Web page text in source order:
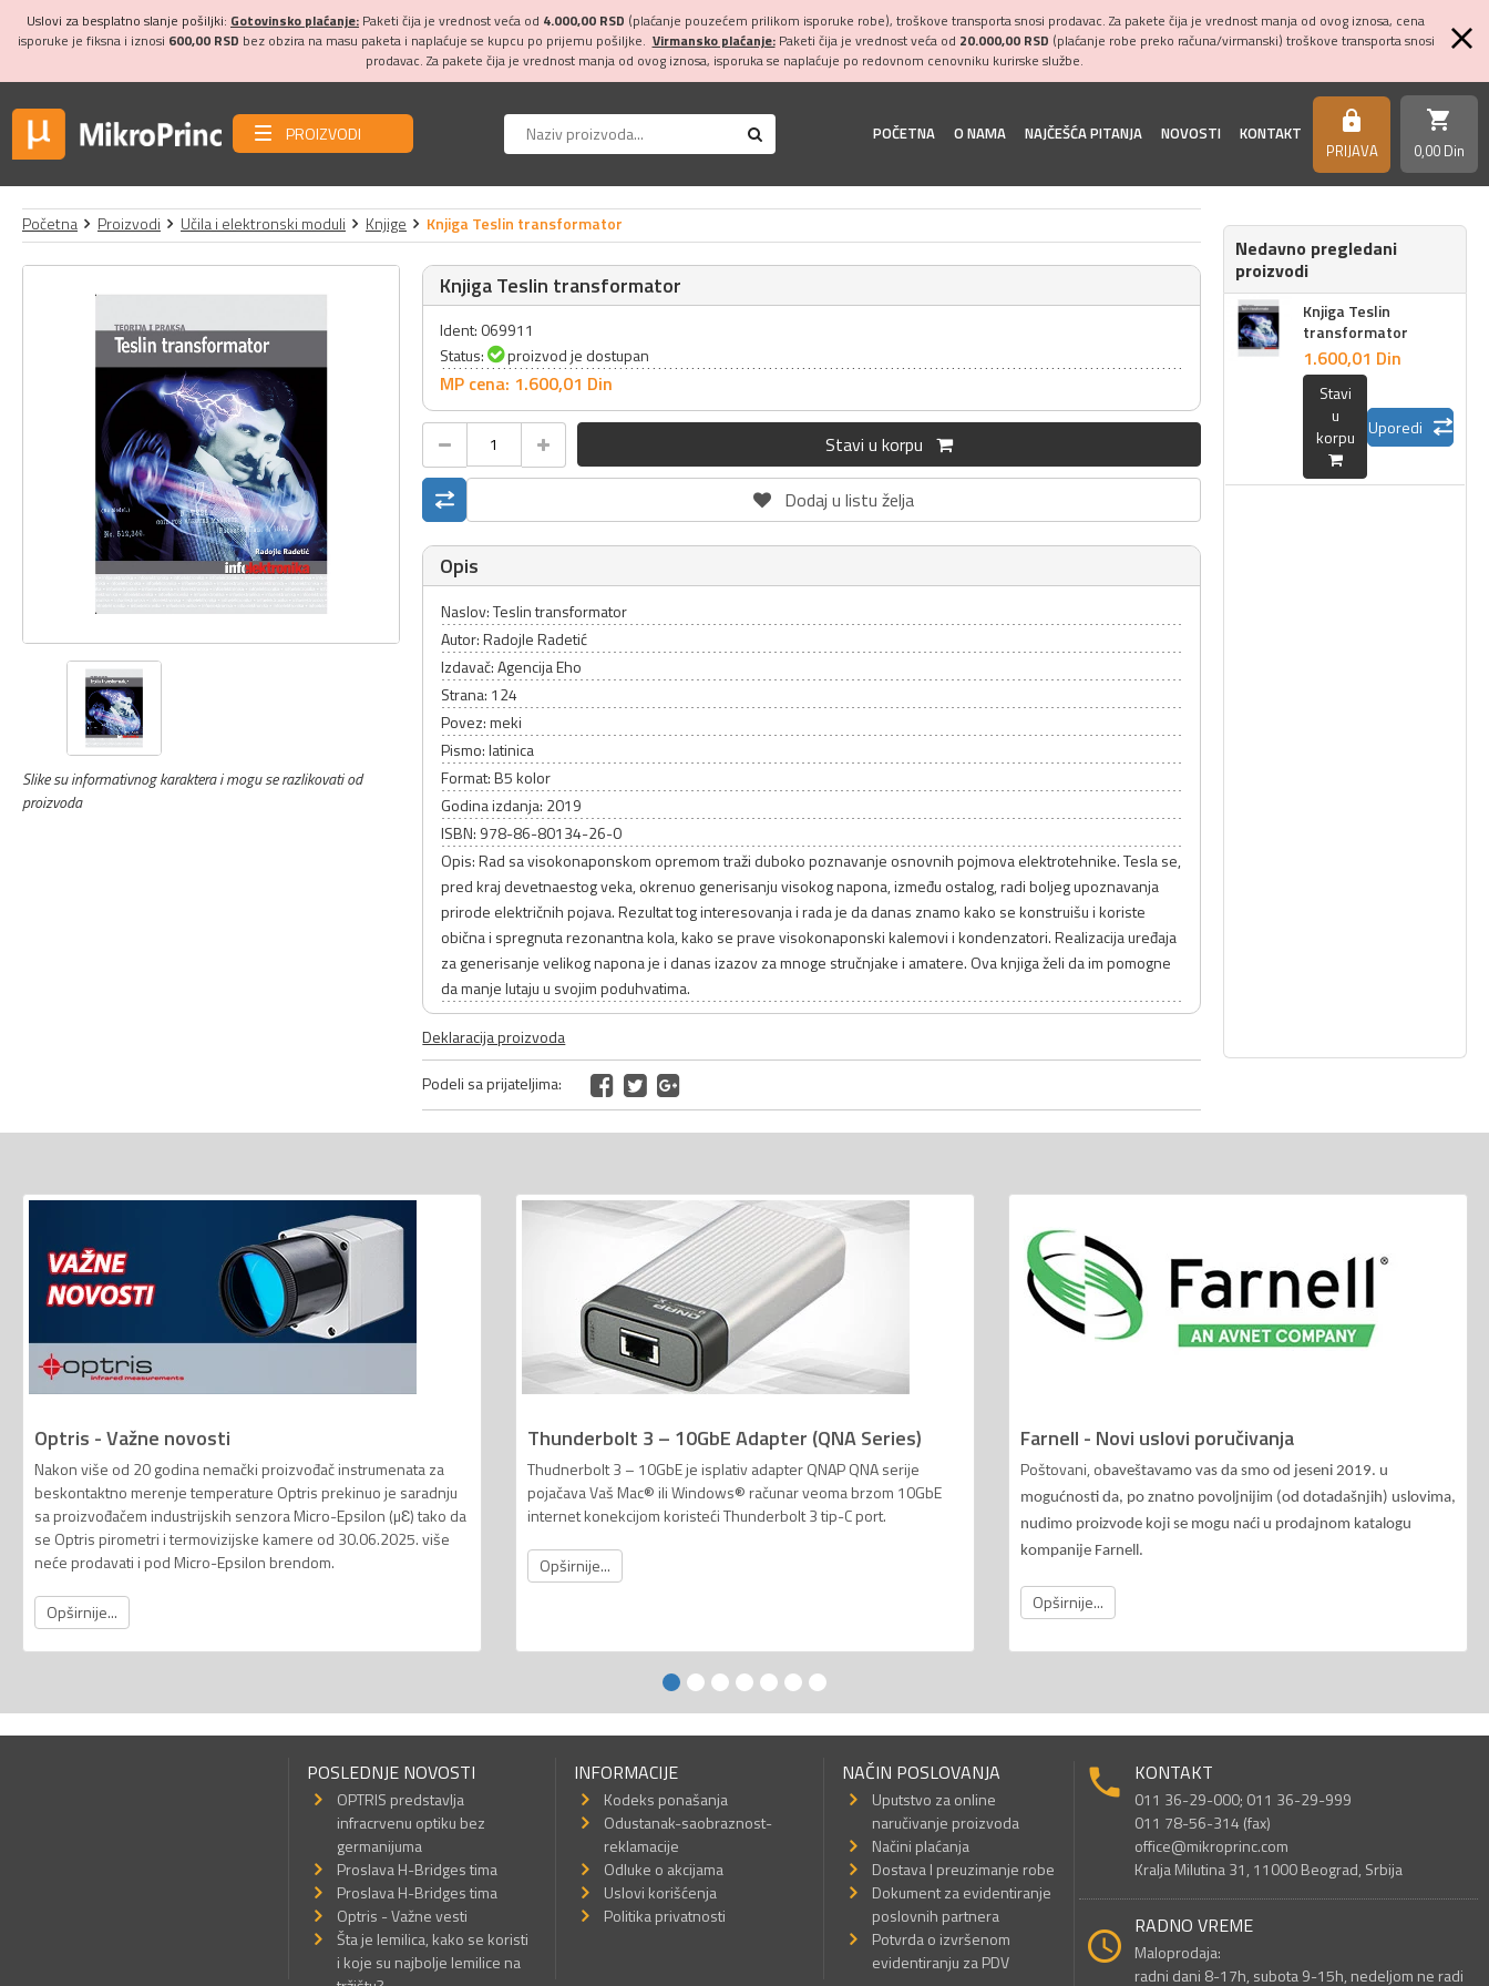
Uslovi za besplatno slanje pošiljki: Gotovinsko plaćanje: Paketi čija je vrednost veća od 4.000,00 RSD (plaćanje pouzećem prilikom isporuke robe), troškove transporta snosi prodavac. Za pakete čija je vrednost manja od ovog iznosa, cena
isporuke je fiksna i iznosi 600,00 RSD bez obzira na masu paketa i naplaćuje se kupcu po prijemu pošiljke. Virmansko plaćanje:Paketi čija je vrednost veća od 20.000,00 RSD (plaćanje robe preko računa/virmanski) troškove transporta snosi
prodavac. Za pakete čija je vrednost manja od ovog iznosa, isporuka se naplaćuje po redovnom cenovniku kurirske službe.
PROIZVODI POČETNA O NAMA NAJČEŠĆA PITANJA NOVOSTI KONTAKT https
PRIJAVA
shopping_cart
0,00 Din
Početna Proizvodi Učila i elektronski moduli Knjige Knjiga Teslin transformator
Slike su informativnog karaktera i mogu se razlikovati od
proizvoda
Knjiga Teslin transformator
Ident: 069911
Status:
proizvod je dostupan
MP cena: 1.600,01 Din
Stavi u korpu
Dodaj u listu želja
Opis
Naslov: Teslin transformator
Autor: Radojle Radetić
Izdavač: Agencija Eho
Strana: 124
Povez: meki
Pismo: latinica
Format: B5 kolor
Godina izdanja: 2019
ISBN: 978-86-80134-26-0
Opis: Rad sa visokonaponskom opremom traži duboko poznavanje osnovnih pojmova elektrotehnike. Tesla se,
pred kraj devetnaestog veka, okrenuo generisanju visokog napona, između ostalog, radi boljeg upoznavanja
prirode električnih pojava. Rezultat tog interesovanja i rada je da danas znamo kako se konstruišu i koriste
obična i spregnuta rezonantna kola, kako se prave visokonaponski kalemovi i kondenzatori. Realizacija uređaja
za generisanje velikog napona je i danas izazov za mnoge stručnjake i amatere. Ova knjiga želi da im pomogne
da manje lutaju u svojim poduhvatima.
Deklaracija proizvoda
Podeli sa prijateljima:
Nedavno pregledani
proizvodi
Knjiga Teslin
transformator
1.600,01 Din
Stavi
u
korpu
Uporedi
Optris - Važne novosti
Nakon više od 20 godina nemački proizvođač instrumenata za
beskontaktno merenje temperature Optris prekinuo je saradnju
sa proizvođačem industrijskih senzora Micro-Epsilon (µƐ) tako da
se Optris pirometri i termovizijske kamere od 30.06.2025. više
neće prodavati i pod Micro-Epsilon brendom.
Opširnije...
Thunderbolt 3 – 10GbE Adapter (QNA Series)
Thudnerbolt 3 – 10GbE je isplativ adapter QNAP QNA serije
pojačava Vaš Mac® ili Windows® računar veoma brzom 10GbE
internet konekcijom koristeći Thunderbolt 3 tip-C port.
Opširnije...
Farnell - Novi uslovi poručivanja
Poštovani, obaveštavamo vas da smo od jeseni 2019. u
mogućnosti da, po znatno povoljnijim (od dotadašnjih) uslovima,
nudimo proizvode koji se mogu naći u prodajnom katalogu
kompanije Farnell.
Opširnije...
POSLEDNJE NOVOSTI
OPTRIS predstavlja
infracrvenu optiku bez
germanijuma
Proslava H-Bridges tima
Proslava H-Bridges tima
Optris - Važne vesti
Šta je lemilica, kako se koristi
i koje su najbolje lemilice na
INFORMACIJE
Kodeks ponašanja
Odustanak-saobraznost-
reklamacije
Odluke o akcijama
Uslovi korišćenja
Politika privatnosti
NAČIN POSLOVANJA
Uputstvo za online
naručivanje proizvoda
Načini plaćanja
Dostava I preuzimanje robe
Dokument za evidentiranje
poslovnih partnera
Potvrda o izvršenom
evidentiranju za PDV
KONTAKT
011 36-29-000; 011 36-29-999
011 78-56-314 (fax)
office@mikroprinc.com
Kralja Milutina 31, 11000 Beograd, Srbija
RADNO VREME
Maloprodaja:
radni dani 8-17h, subota 9-15h, nedeljom ne radi